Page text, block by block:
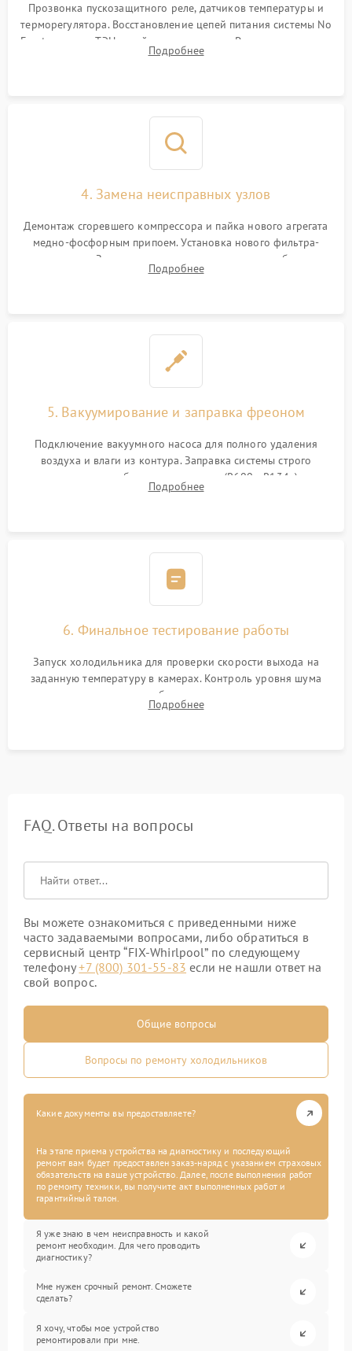
Прозвонка пускозащитного реле, датчиков температуры и
терморегулятора. Восстановление цепей питания системы No
Frost, включая ТЭН оттайки и вентилятор. Ремонт или замена
платы управления при сбоях алгоритмов.
Подробнее
4. Замена неисправных узлов
Демонтаж сгоревшего компрессора и пайка нового агрегата
медно-фосфорным припоем. Установка нового фильтра-
осушителя. Замена изношенных вентиляторов обдува,
сломанных заслонок или поврежденных дверных петель.
Подробнее
5. Вакуумирование и заправка фреоном
Подключение вакуумного насоса для полного удаления
воздуха и влаги из контура. Заправка системы строго
дозированным объемом хладагента (R600a, R134a) по
электронным весам. Контроль рабочего давления в системе.
Подробнее
6. Финальное тестирование работы
Запуск холодильника для проверки скорости выхода на
заданную температуру в камерах. Контроль уровня шума
компрессора, отсутствия обмерзания стенок и корректного
срабатывания системы автоматической оттайки.
Подробнее
FAQ. Ответы на вопросы
Вы можете ознакомиться с приведенными ниже
часто задаваемыми вопросами, либо обратиться в
сервисный центр “FIX-Whirlpool” по следующему
телефону+7 (800) 301-55-83 если не нашли ответ на
свой вопрос.
Общие вопросы
Вопросы по ремонту холодильников
Какие документы вы предоставляете?
На этапе приема устройства на диагностику и последующий
ремонт вам будет предоставлен заказ-наряд с указанием страховых
обязательств на ваше устройство. Далее, после выполнения работ
по ремонту техники, вы получите акт выполненных работ и
гарантийный талон.
Я уже знаю в чем неисправность и какой
ремонт необходим. Для чего проводить
диагностику?
Мне нужен срочный ремонт. Сможете
сделать?
Я хочу, чтобы мое устройство
ремонтировали при мне.